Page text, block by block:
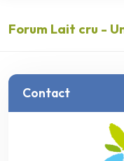
Forum Lait cru -
Contact